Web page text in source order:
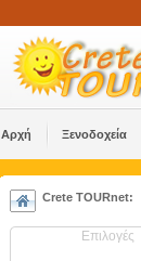
Αρχή Ξενοδοχεία
Crete TOURnet:
Επιλογές